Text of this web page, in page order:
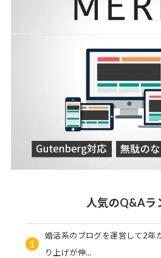
人気のQ&Aラ
1
婚活系のブログを運営して2年
り上げが伸…